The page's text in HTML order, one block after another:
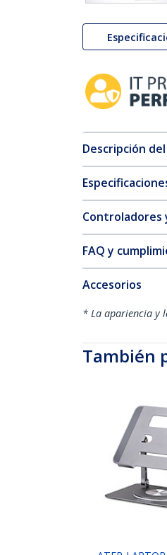
Descripción
Controladores
FAQ y
Accesorios
* La apariencia y
También